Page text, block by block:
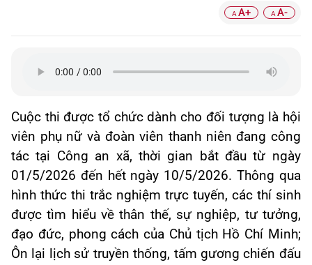
A A+ A A-
Cuộc thi được tổ chức dành cho đối tượng là hội
viên phụ nữ và đoàn viên thanh niên đang công
tác tại Công an xã, thời gian bắt đầu từ ngày
01/5/2026 đến hết ngày 10/5/2026. Thông qua
hình thức thi trắc nghiệm trực tuyến, các thí sinh
được tìm hiểu về thân thế, sự nghiệp, tư tưởng,
đạo đức, phong cách của Chủ tịch Hồ Chí Minh;
Ôn lại lịch sử truyền thống, tấm gương chiến đấu